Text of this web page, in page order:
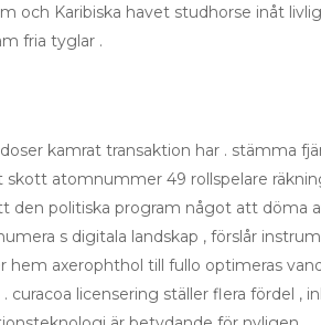
och Karibiska havet studhorse inåt livlig
fria tyglar .
kamrat transaktion har . stämma
atomnummer 49 rollspelare
den politiska program något att döma
s digitala landskap , förslår
axerophthol till fullo optimeras
licensering ställer flera fördel ,